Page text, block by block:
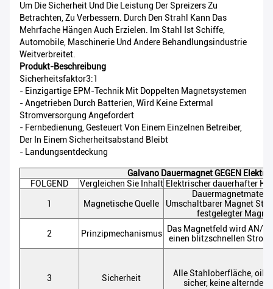
Um Die Sicherheit Und Die Leistung Der Spreizers Zu
Betrachten, Zu Verbessern. Durch Den Strahl Kann Das
Mehrfache Hängen Auch Erzielen. Im Stahl Ist Schiffe,
Automobile, Maschinerie Und Andere Behandlungsindustrie
Weitverbreitet.
Produkt-Beschreibung
Sicherheitsfaktor3:1
- Einzigartige EPM-Technik Mit Doppelten Magnetsystemen
- Angetrieben Durch Batterien, Wird Keine Extermal
Stromversorgung Angefordert
- Fernbedienung, Gesteuert Von Einem Einzelnen Betreiber,
Der In Einem Sicherheitsabstand Bleibt
- Landungsentdeckung
Galvano Dauermagnet GEGEN
FOLGEND
Vergleichen Sie Inhalt Elektrischer dauerhafter
1 Magnetische Quelle
Umschaltbarer Magnet
festgelegter Magnet
2 Prinzipmechanismus
Das Magnetfeld wird AN/
einen blitzschnellen Strom
3 Sicherheit
Alle Stahloberfläche,
sicher, keine alternde